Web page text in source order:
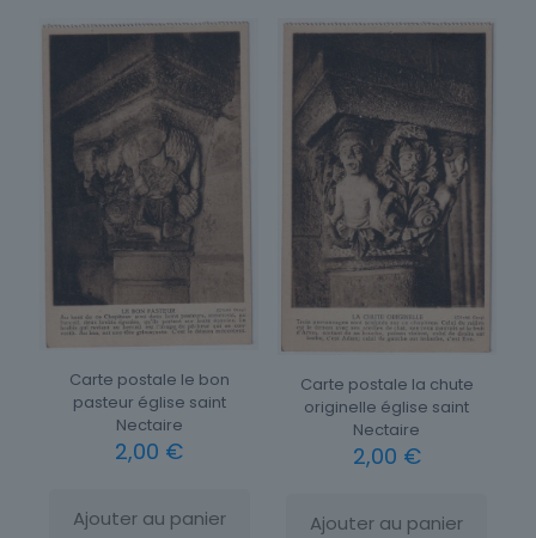
Carte postale le bon
pasteur église saint
Nectaire
2,00 €
Ajouter au panier
Carte postale la chute
originelle église saint
Nectaire
2,00 €
Ajouter au panier